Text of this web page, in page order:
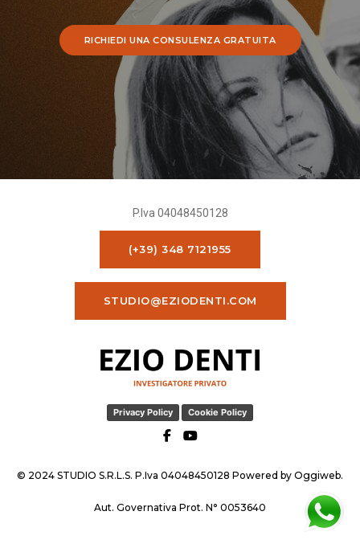
RICHIEDI UNA CONSULENZA GRATUITA
P.Iva 04048450128
(+39) 348 7121955
STUDIO@EZIODENTI.COM
Privacy Policy Cookie Policy
© 2024 STUDIO S.R.L.S. P.Iva 04048450128 Powered by Oggiweb.
Aut. Governativa Prot. N° 0053640